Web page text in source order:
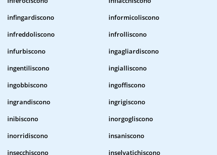
infingardiscono
informicoliscono
infreddoliscono
infrolliscono
infurbiscono
ingagliardiscono
ingentiliscono
ingialliscono
ingobbiscono
ingoffiscono
ingrandiscono
ingrigiscono
inibiscono
inorgogliscono
inorridiscono
insaniscono
insecchiscono
inselvatichiscono